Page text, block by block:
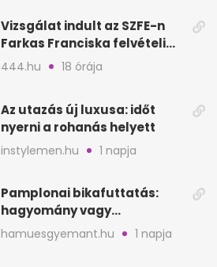
Vizsgálat indult az SZFE-n
Farkas Franciska felvételi
videója után
444.hu 18 órája
Az utazás új luxusa: időt
nyerni a rohanás helyett
instylemen.hu 1 napja
Pamplonai bikafuttatás:
hagyomány vagy
értelmetlen vérontás?
hamuesgyemant.hu 1 napja